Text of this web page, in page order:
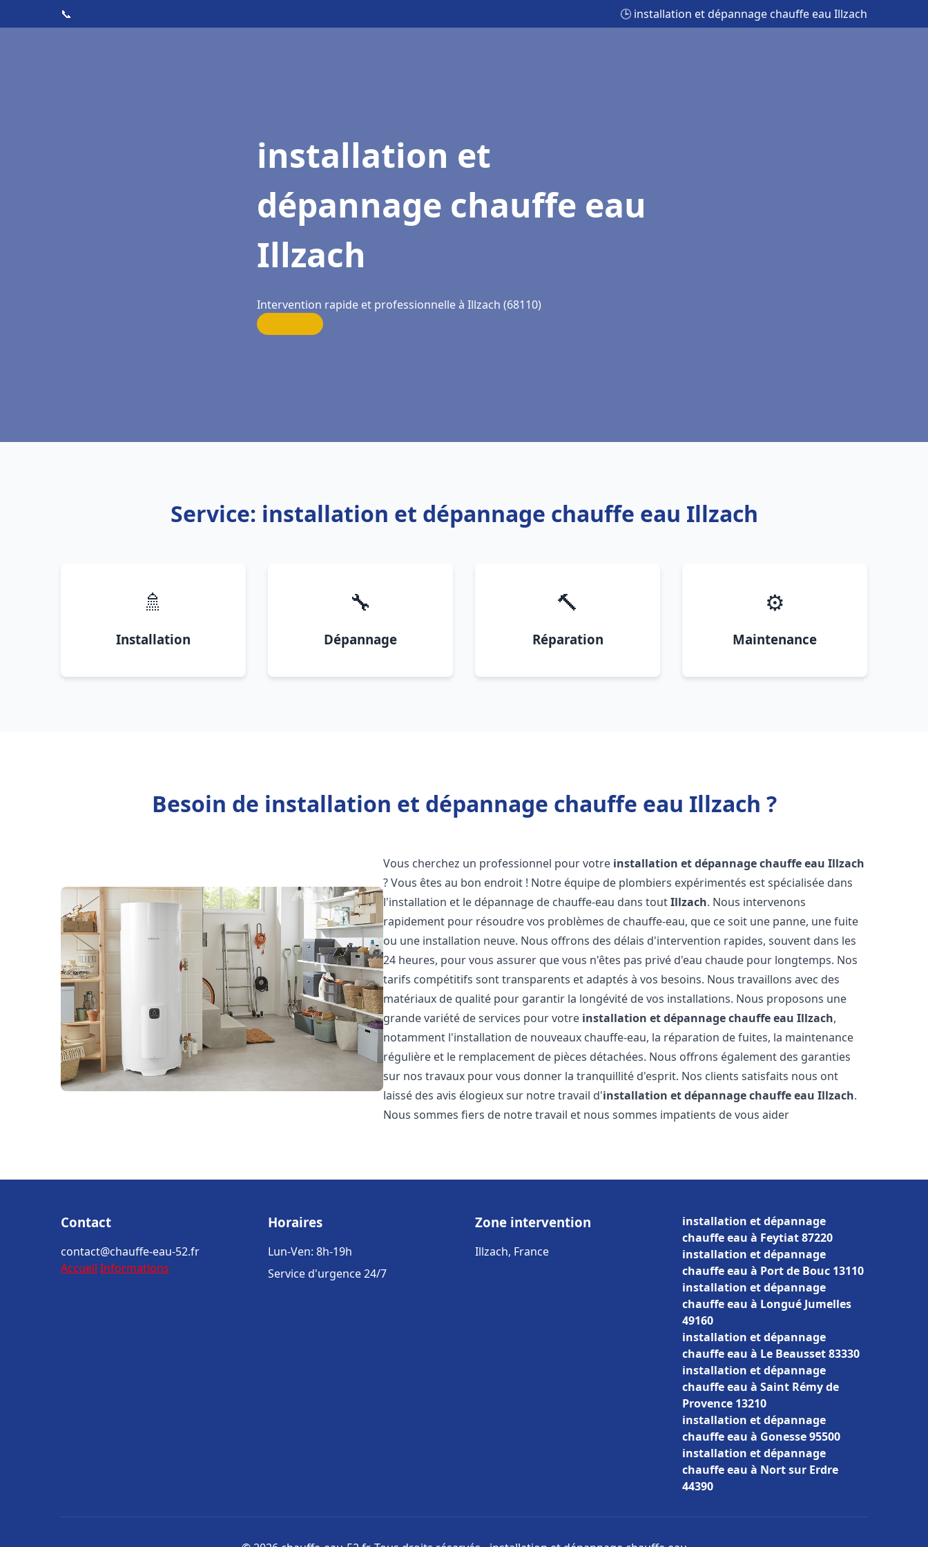
📞 🕒 installation et dépannage chauffe eau Illzach
installation et
dépannage chauffe eau
Illzach
Intervention rapide et professionnelle à Illzach (68110)
Service: installation et dépannage chauffe eau Illzach
🚿
Installation
🔧
Dépannage
🔨
Réparation
⚙️
Maintenance
Besoin de installation et dépannage chauffe eau Illzach ?
Vous cherchez un professionnel pour votre installation et dépannage chauffe eau Illzach
? Vous êtes au bon endroit ! Notre équipe de plombiers expérimentés est spécialisée dans
l'installation et le dépannage de chauffe-eau dans toutIllzach. Nous intervenons
rapidement pour résoudre vos problèmes de chauffe-eau, que ce soit une panne, une fuite
ou une installation neuve. Nous offrons des délais d'intervention rapides, souvent dans les
24 heures, pour vous assurer que vous n'êtes pas privé d'eau chaude pour longtemps. Nos
tarifs compétitifs sont transparents et adaptés à vos besoins. Nous travaillons avec des
matériaux de qualité pour garantir la longévité de vos installations. Nous proposons une
grande variété de services pour votre installation et dépannage chauffe eau Illzach,
notamment l'installation de nouveaux chauffe-eau, la réparation de fuites, la maintenance
régulière et le remplacement de pièces détachées. Nous offrons également des garanties
sur nos travaux pour vous donner la tranquillité d'esprit. Nos clients satisfaits nous ont
laissé des avis élogieux sur notre travail d'installation et dépannage chauffe eau Illzach.
Nous sommes fiers de notre travail et nous sommes impatients de vous aider
Contact
contact@chauffe-eau-52.fr
Accueil Informations
Horaires
Lun-Ven: 8h-19h
Service d'urgence 24/7
Zone intervention
Illzach, France
installation et dépannage
chauffe eau à Feytiat 87220
installation et dépannage
chauffe eau à Port de Bouc 13110
installation et dépannage
chauffe eau à Longué Jumelles
49160
installation et dépannage
chauffe eau à Le Beausset 83330
installation et dépannage
chauffe eau à Saint Rémy de
Provence 13210
installation et dépannage
chauffe eau à Gonesse 95500
installation et dépannage
chauffe eau à Nort sur Erdre
44390